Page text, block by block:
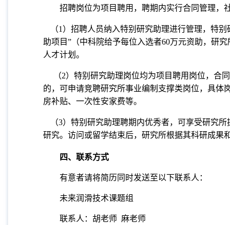
招聘岗位为项目聘用，聘期内实行合同管理，
（1 ）招聘人员纳入特别研究助理进行管理，特
助项目” （中科院给予每位入选者60万元资助，研
人才计划。
（2）特别研究助理岗位均为项目聘用岗位，合
的，可申请竞聘研究所事业编制支撑类岗位，具体
房补贴、一次性安家费等。
（3）特别研究助理聘期内优秀者，可享受研究
研究。访问或留学结束后，研究所根据其科研成果
四、联系方式
有意者请将简历同时发送至以下联系人：
未来润滑技术课题组
联系人：胡老师 麻老师